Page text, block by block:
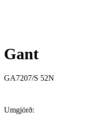
Gant
GA7207/S 52N
Umgjörð: